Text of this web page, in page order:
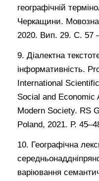
географічній
Черкащини.
2020. Вип. 29. С. 57
9. Діалектна
інформативність.
International
Social and Economic
Modern Society. RS
Poland, 2021. Р.
10. Географічна
варіювання